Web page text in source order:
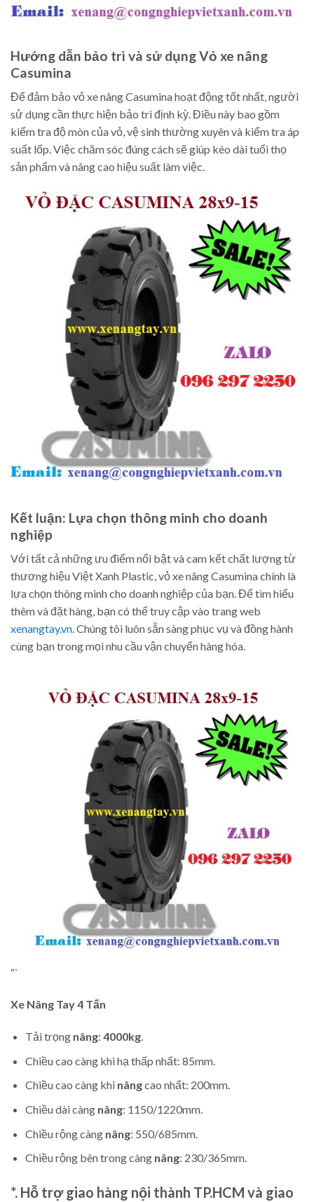
Hướng dẫn bảo trì và sử dụng Vỏ xe nâng
Casumina
Để đảm bảo vỏ xe nâng Casumina hoạt động tốt nhất, người
sử dụng cần thực hiện bảo trì định kỳ. Điều này bao gồm
kiểm tra độ mòn của vỏ, vệ sinh thường xuyên và kiểm tra áp
suất lốp. Việc chăm sóc đúng cách sẽ giúp kéo dài tuổi thọ
sản phẩm và nâng cao hiệu suất làm việc.
Kết luận: Lựa chọn thông minh cho doanh
nghiệp
Với tất cả những ưu điểm nổi bật và cam kết chất lượng từ
thương hiệu Việt Xanh Plastic, vỏ xe nâng Casumina chính là
lựa chọn thông minh cho doanh nghiệp của bạn. Để tìm hiểu
thêm và đặt hàng, bạn có thể truy cập vào trang web
xenangtay.vn. Chúng tôi luôn sẵn sàng phục vụ và đồng hành
cùng bạn trong mọi nhu cầu vận chuyển hàng hóa.
“`
Xe Nâng Tay4 Tấn
Tải trọng nâng: 4000kg.
Chiều cao càng khi hạ thấp nhất: 85mm.
Chiều cao càng khi nângcao nhất: 200mm.
Chiều dài càng nâng: 1150/1220mm.
Chiều rộng càng nâng: 550/685mm.
Chiều rộng bên trong càng nâng: 230/365mm.
*. Hỗ trợ giao hàng nội thành TP.HCM và giao